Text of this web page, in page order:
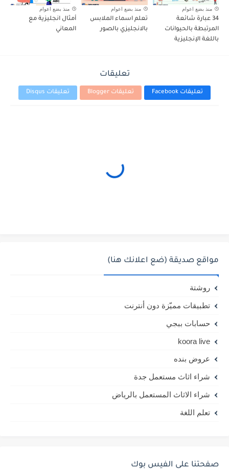
منذ بضع اعوام
34 عبارة شائعة
المرتبطة بالحيوانات
باللغة الإنجليزية
منذ بضع اعوام
تعلم اسماء الملابس
بالانجليزي بالصور
منذ بضع اعوام
أمثال انجليزية مع
المعاني
تعليقات
تعليقات Facebook تعليقات Blogger تعليقات Disqus
مواقع صديقة (ضع اعلانك هنا)
روشتة
تطبيقات مميّزة دون أنترنت
حسابات ببجي
koora live
عروض بنده
شراء اثاث مستعمل جدة
شراء الاثاث المستعمل بالرياض
تعلم اللغة
صفحتنا على الفيس بوك